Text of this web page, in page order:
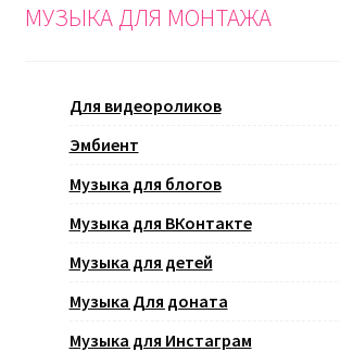
МУЗЫКА ДЛЯ МОНТАЖА
Для видеороликов
Эмбиент
Музыка для блогов
Музыка для ВКонтакте
Музыка для детей
Музыка Для доната
Музыка для Инстаграм